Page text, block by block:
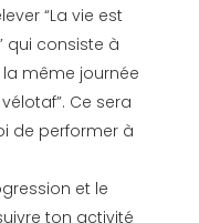
“La vie est
qui consiste à
même journée
Ce sera
de performer à
et le
ton activité